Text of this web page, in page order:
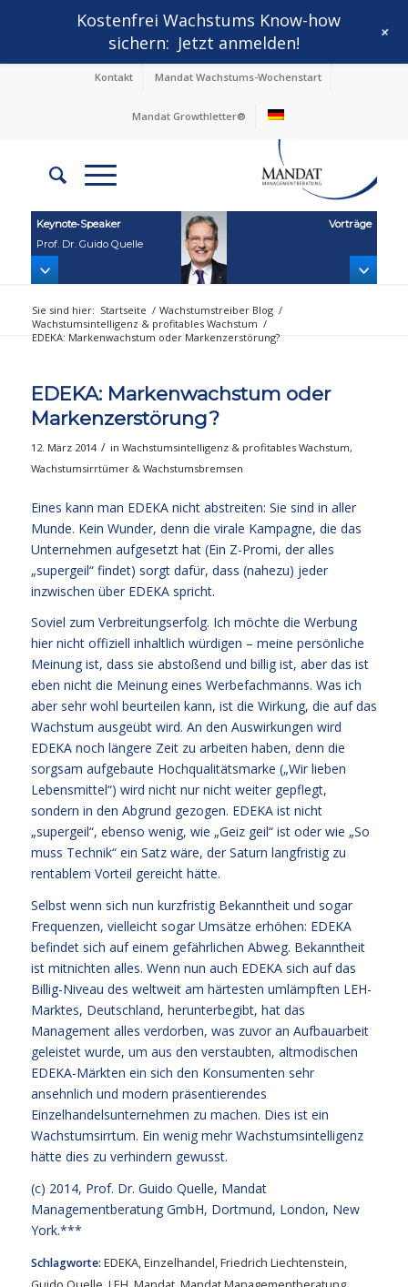
Kontakt Mandat Wachstums-Wochenstart
Mandat Growthletter®
Keynote‑Speaker
Prof. Dr. Guido Quelle
Vorträge
Sie sind hier: Startseite / Wachstumstreiber Blog /
Wachstumsintelligenz & profitables Wachstum /
EDEKA: Markenwachstum oder Markenzerstörung?
EDEKA: Markenwachstum oder
Markenzerstörung?
12. März 2014 / in Wachstumsintelligenz & profitables Wachstum,
Wachstumsirrtümer & Wachstumsbremsen
Eines kann man EDEKA nicht abstreiten: Sie sind in aller
Munde. Kein Wunder, denn die virale Kampagne, die das
Unternehmen aufgesetzt hat (Ein Z-Promi, der alles
„supergeil“ findet) sorgt dafür, dass (nahezu) jeder
inzwischen über EDEKA spricht.
Soviel zum Verbreitungserfolg. Ich möchte die Werbung
hier nicht offiziell inhaltlich würdigen – meine persönliche
Meinung ist, dass sie abstoßend und billig ist, aber das ist
eben nicht die Meinung eines Werbefachmanns. Was ich
aber sehr wohl beurteilen kann, ist die Wirkung, die auf das
Wachstum ausgeübt wird. An den Auswirkungen wird
EDEKA noch längere Zeit zu arbeiten haben, denn die
sorgsam aufgebaute Hochqualitätsmarke („Wir lieben
Lebensmittel“) wird nicht nur nicht weiter gepflegt,
sondern in den Abgrund gezogen. EDEKA ist nicht
„supergeil“, ebenso wenig, wie „Geiz geil“ ist oder wie „So
muss Technik“ ein Satz wäre, der Saturn langfristig zu
rentablem Vorteil gereicht hätte.
Selbst wenn sich nun kurzfristig Bekanntheit und sogar
Frequenzen, vielleicht sogar Umsätze erhöhen: EDEKA
befindet sich auf einem gefährlichen Abweg. Bekanntheit
ist mitnichten alles. Wenn nun auch EDEKA sich auf das
Billig-Niveau des weltweit am härtesten umlämpften LEH-
Marktes, Deutschland, herunterbegibt, hat das
Management alles verdorben, was zuvor an Aufbauarbeit
geleistet wurde, um aus den verstaubten, altmodischen
EDEKA-Märkten ein sich den Konsumenten sehr
ansehnlich und modern präsentierendes
Einzelhandelsunternehmen zu machen. Dies ist ein
Wachstumsirrtum. Ein wenig mehr Wachstumsintelligenz
hätte dies zu verhindern gewusst.
(c) 2014, Prof. Dr. Guido Quelle, Mandat
Managementberatung GmbH, Dortmund, London, New
York.***
Schlagworte: EDEKA,Einzelhandel,Friedrich Liechtenstein,
Kostenfrei Wachstums Know-how
sichern: Jetzt anmelden! +